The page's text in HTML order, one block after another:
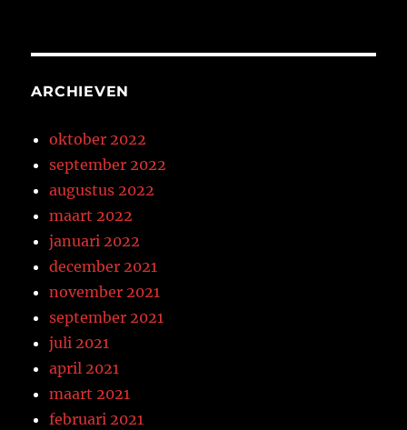
ARCHIEVEN
oktober 2022
september 2022
augustus 2022
maart 2022
januari 2022
december 2021
november 2021
september 2021
juli 2021
april 2021
maart 2021
februari 2021